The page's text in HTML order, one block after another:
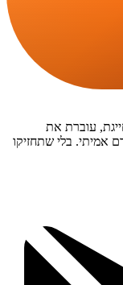
עוברת את
אמיתי. בלי שתחזיקו